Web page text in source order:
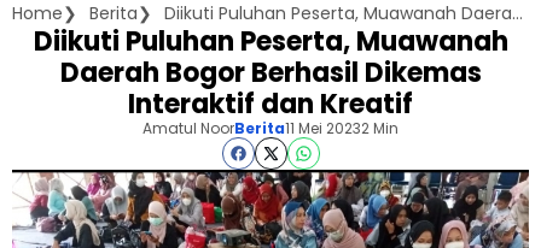
Home Berita Diikuti Puluhan Peserta, Muawanah Daerah Bogor Berhasil Dikemas Interaktif dan Kreatif
Diikuti Puluhan Peserta, Muawanah
Daerah Bogor Berhasil Dikemas
Interaktif dan Kreatif
Amatul NoorBerita11 Mei 20232 Min